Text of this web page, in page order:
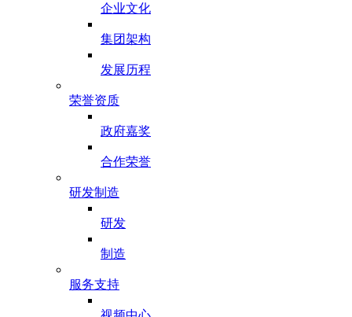
企业文化
集团架构
发展历程
荣誉资质
政府嘉奖
合作荣誉
研发制造
研发
制造
服务支持